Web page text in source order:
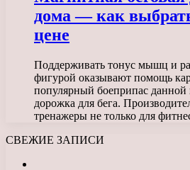
дома — как
цене
Поддерживать тонус мышц и
фигурой оказывают помощь
популярный боеприпас данной
дорожка для бега.
тренажеры не только для
СВЕЖИЕ ЗАПИСИ